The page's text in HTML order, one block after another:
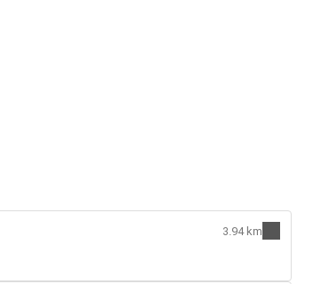
3.94 km